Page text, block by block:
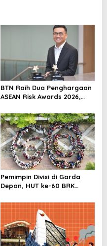
BTN Raih Dua Penghargaan
ASEAN Risk Awards 2026,
Manajemen Risiko
Berstandar Internasional
Perkuat Pertumbuhan
Berkelanjutan
Pemimpin Divisi di Garda
Depan, HUT ke-60 BRK
Khidmat, Penuh Haru dan
Kebanggaan